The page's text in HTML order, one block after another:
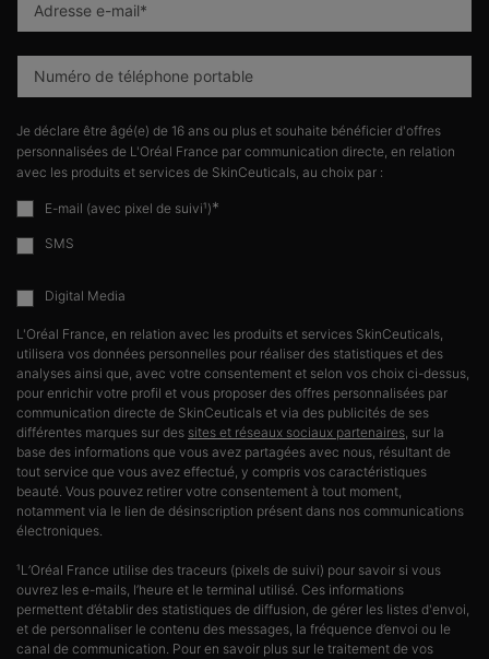
Adresse e-mail*
Numéro de téléphone portable
Je déclare être âgé(e) de 16 ans ou plus et souhaite bénéficier d'offres
personnalisées de L'Oréal France par communication directe, en relation
avec les produits et services de SkinCeuticals, au choix par :
E-mail (avec pixel de suivi¹)*
SMS
Digital Media
L'Oréal France, en relation avec les produits et services SkinCeuticals,
utilisera vos données personnelles pour réaliser des statistiques et des
analyses ainsi que, avec votre consentement et selon vos choix ci-dessus,
pour enrichir votre profil et vous proposer des offres personnalisées par
communication directe de SkinCeuticals et via des publicités de ses
différentes marques sur des sites et réseaux sociaux partenaires, sur la
base des informations que vous avez partagées avec nous, résultant de
tout service que vous avez effectué, y compris vos caractéristiques
beauté. Vous pouvez retirer votre consentement à tout moment,
notamment via le lien de désinscription présent dans nos communications
électroniques.
¹L’Oréal France utilise des traceurs (pixels de suivi) pour savoir si vous
ouvrez les e-mails, l’heure et le terminal utilisé. Ces informations
permettent d’établir des statistiques de diffusion, de gérer les listes d'envoi,
et de personnaliser le contenu des messages, la fréquence d’envoi ou le
canal de communication. Pour en savoir plus sur le traitement de vos